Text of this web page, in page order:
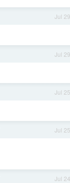
Jul 29
Jul 29
Jul 25
Jul 25
Jul 24